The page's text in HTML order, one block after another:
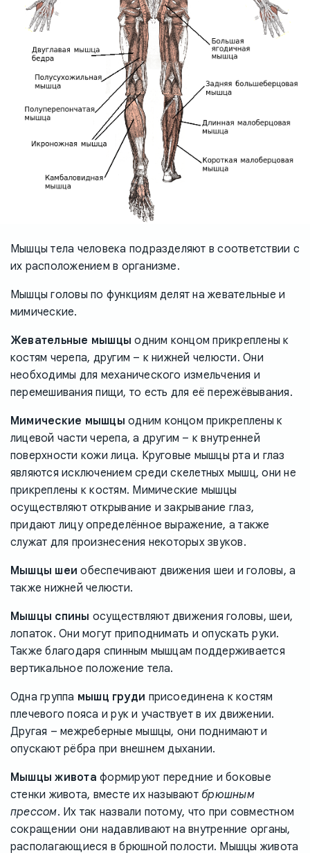
Мышцы тела человека подразделяют в соответствии с
их расположением в организме.
Мышцы головы по функциям делят на жевательные и
мимические.
Жевательные мышцы одним концом прикреплены к
костям черепа, другим – к нижней челюсти. Они
необходимы для механического измельчения и
перемешивания пищи, то есть для её пережёвывания.
Мимические мышцы одним концом прикреплены к
лицевой части черепа, а другим – к внутренней
поверхности кожи лица. Круговые мышцы рта и глаз
являются исключением среди скелетных мышц, они не
прикреплены к костям. Мимические мышцы
осуществляют открывание и закрывание глаз,
придают лицу определённое выражение, а также
служат для произнесения некоторых звуков.
Мышцы шеи обеспечивают движения шеи и головы, а
также нижней челюсти.
Мышцы спины осуществляют движения головы, шеи,
лопаток. Они могут приподнимать и опускать руки.
Также благодаря спинным мышцам поддерживается
вертикальное положение тела.
Одна группа мышц груди присоединена к костям
плечевого пояса и рук и участвует в их движении.
Другая – межреберные мышцы, они поднимают и
опускают рёбра при внешнем дыхании.
Мышцы живота формируют передние и боковые
стенки живота, вместе их называют брюшным
прессом. Их так назвали потому, что при совместном
сокращении они надавливают на внутренние органы,
располагающиеся в брюшной полости. Мышцы живота